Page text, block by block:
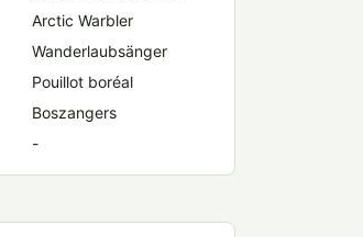
Arctic Warbler
Wanderlaubsänger
Pouillot boréal
Boszangers
-